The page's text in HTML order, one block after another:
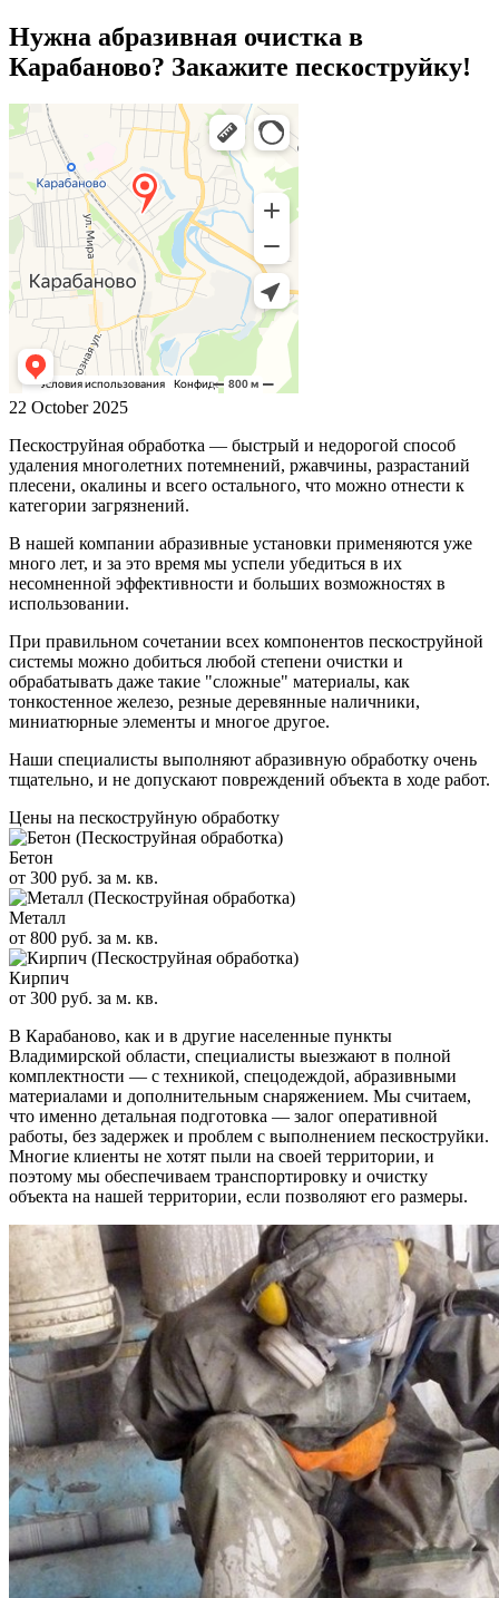
Нужна абразивная очистка в
Карабаново? Закажите пескоструйку!
22 October 2025
Пескоструйная обработка — быстрый и недорогой способ
удаления многолетних потемнений, ржавчины, разрастаний
плесени, окалины и всего остального, что можно отнести к
категории загрязнений.
В нашей компании абразивные установки применяются уже
много лет, и за это время мы успели убедиться в их
несомненной эффективности и больших возможностях в
использовании.
При правильном сочетании всех компонентов пескоструйной
системы можно добиться любой степени очистки и
обрабатывать даже такие "сложные" материалы, как
тонкостенное железо, резные деревянные наличники,
миниатюрные элементы и многое другое.
Наши специалисты выполняют абразивную обработку очень
тщательно, и не допускают повреждений объекта в ходе работ.
Цены на пескоструйную обработку
Бетон
от 300 руб. за м. кв.
Металл
от 800 руб. за м. кв.
Кирпич
от 300 руб. за м. кв.
В Карабаново, как и в другие населенные пункты
Владимирской области, специалисты выезжают в полной
комплектности — с техникой, спецодеждой, абразивными
материалами и дополнительным снаряжением. Мы считаем,
что именно детальная подготовка — залог оперативной
работы, без задержек и проблем с выполнением пескоструйки.
Многие клиенты не хотят пыли на своей территории, и
поэтому мы обеспечиваем транспортировку и очистку
объекта на нашей территории, если позволяют его размеры.